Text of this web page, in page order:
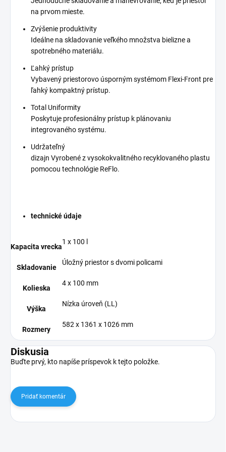
na prvom mieste.
Zvýšenie produktivity
Ideálne na skladovanie veľkého množstva bielizne a
spotrebného materiálu.
Ľahký prístup
Vybavený priestorovo úsporným systémom Flexi-Front pre
ľahký kompaktný prístup.
Total Uniformity
Poskytuje profesionálny prístup k plánovaniu
integrovaného systému.
Udržateľný
dizajn Vyrobené z vysokokvalitného recyklovaného plastu
pomocou technológie ReFlo.
technické údaje
Kapacita vrecka
1 x 100 l
Skladovanie
Úložný priestor s dvomi policami
Kolieska
4 x 100 mm
Výška
Nízka úroveň (LL)
Rozmery
582 x 1361 x 1026 mm
Diskusia
Buďte prvý, kto napíše príspevok k tejto položke.
Pridať komentár